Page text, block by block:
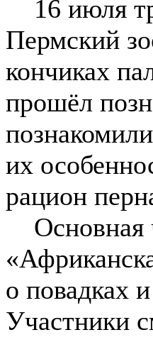
16 июля
Пермский
кончиках
прошёл
их
рацион
Основная
о повадках
Участники